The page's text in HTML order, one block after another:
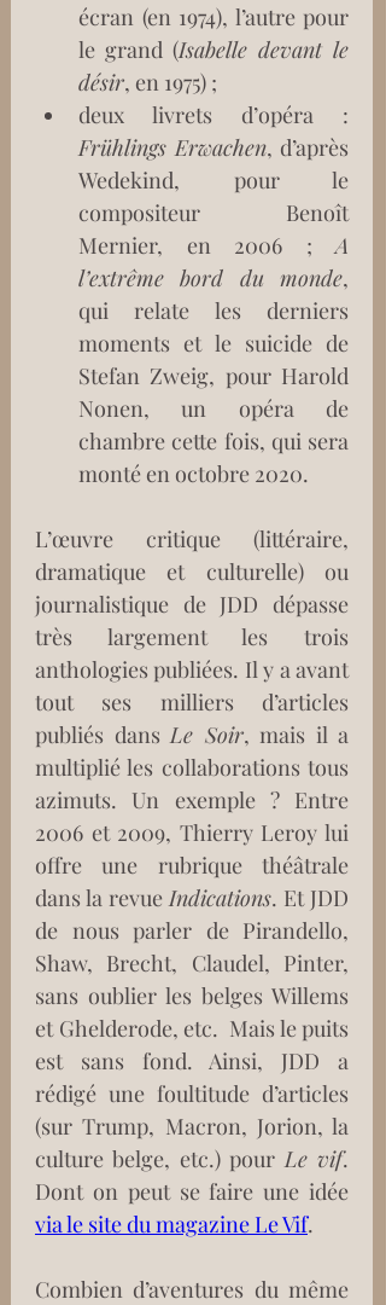
écran (en 1974), l’autre pour
le grand (Isabelle devant le
désir, en 1975) ;
Frühlings Erwachen, d’après
Wedekind, pour le
compositeur Benoît
Mernier, en 2006 ; A
l’extrême bord du monde,
qui relate les derniers
moments et le suicide de
Stefan Zweig, pour Harold
Nonen, un opéra de
chambre cette fois, qui sera
monté en octobre 2020.
L’œuvre critique (littéraire,
dramatique et culturelle) ou
journalistique de JDD dépasse
très largement les trois
anthologies publiées. Il y a avant
tout ses milliers d’articles
publiés dans Le Soir, mais il a
multiplié les collaborations tous
azimuts. Un exemple ? Entre
2006 et 2009, Thierry Leroy lui
offre une rubrique théâtrale
dans la revue Indications. Et JDD
de nous parler de Pirandello,
Shaw, Brecht, Claudel, Pinter,
sans oublier les belges Willems
et Ghelderode, etc.  Mais le puits
est sans fond. Ainsi, JDD a
rédigé une foultitude d’articles
(sur Trump, Macron, Jorion, la
culture belge, etc.) pour Le vif.
via le site du magazine Le Vif.
Combien d’aventures du même